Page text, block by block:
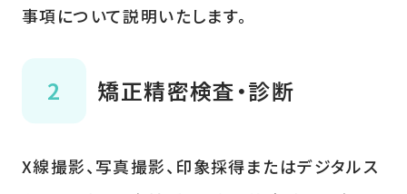
事項について説明いたします。
矯正精密検査・診断
X線撮影、写真撮影、印象採得またはデジタルス